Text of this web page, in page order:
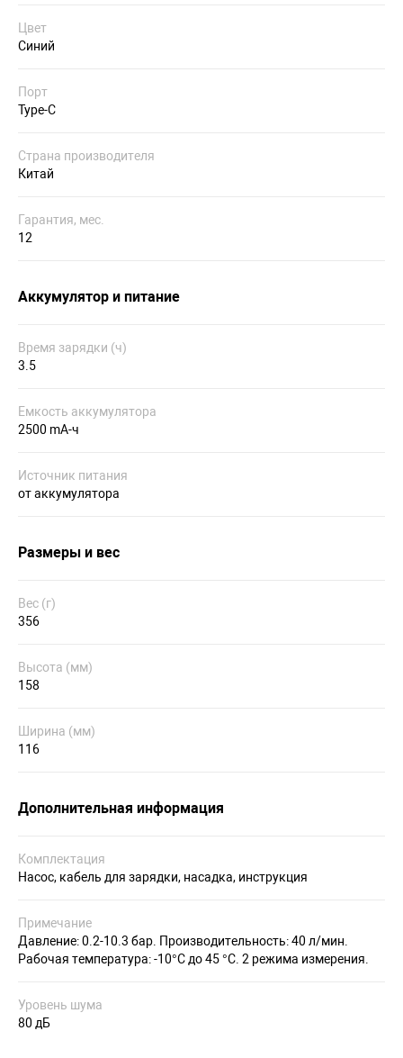
Цвет
Синий
Порт
Type-C
Страна производителя
Китай
Гарантия, мес.
12
Аккумулятор и питание
Время зарядки (ч)
3.5
Емкость аккумулятора
2500 mA-ч
Источник питания
от аккумулятора
Размеры и вес
Вес (г)
356
Высота (мм)
158
Ширина (мм)
116
Дополнительная информация
Комплектация
Насос, кабель для зарядки, насадка, инструкция
Примечание
Давление: 0.2-10.3 бар. Производительность: 40 л/мин.
Рабочая температура: -10°С до 45 °С. 2 режима измерения.
Уровень шума
80 дБ